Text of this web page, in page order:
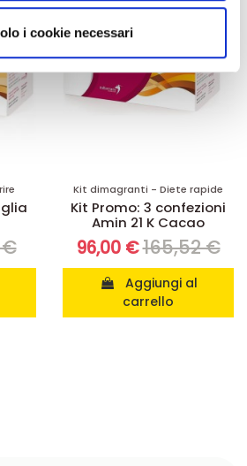
Condividiamo inoltre
in cui utilizza il nostro sito con i
di analisi dei dati web,
i quali potrebbero combinarle
che ha fornito loro o che hanno
dei loro servizi.
i cookie necessari
€
Kit dimagranti - Diete rapide
Kit Promo: 3 confezioni
Amin 21 K Cacao
96,00 €165,52 €
carrello